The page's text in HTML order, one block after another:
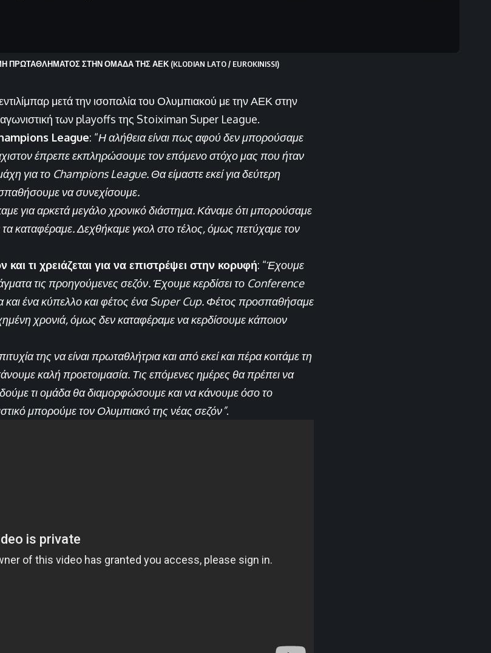
ΠΡΩΤΑΘΛΗΜΑΤΟΣ ΣΤΗΝ ΟΜΑΔΑ ΤΗΣ ΑΕΚ (KLODIAN LATO / EUROKINISSI)
μετά την ισοπαλία του Ολυμπιακού με την ΑΕΚ στην
αγωνιστική των playoffs της Stoiximan Super League.
League: “Η αλήθεια είναι πως αφού δεν μπορούσαμε
έπρεπε εκπληρώσουμε τον επόμενο στόχο μας που ήταν
για το Champions League. Θα είμαστε εκεί για δεύτερη
να συνεχίσουμε.
για αρκετά μεγάλο χρονικό διάστημα. Κάναμε ότι μπορούσαμε
καταφέραμε. Δεχθήκαμε γκολ στο τέλος, όμως πετύχαμε τον
και τι χρειάζεται για να επιστρέψει στην κορυφή: “Έχουμε
τις προηγούμενες σεζόν. Έχουμε κερδίσει το Conference
ένα κύπελλο και φέτος ένα Super Cup. Φέτος προσπαθήσαμε
χρονιά, όμως δεν καταφέραμε να κερδίσουμε κάποιον
της να είναι πρωταθλήτρια και από εκεί και πέρα κοιτάμε τη
καλή προετοιμασία. Τις επόμενες ημέρες θα πρέπει να
τι ομάδα θα διαμορφώσουμε και να κάνουμε όσο το
μπορούμε τον Ολυμπιακό της νέας σεζόν”.